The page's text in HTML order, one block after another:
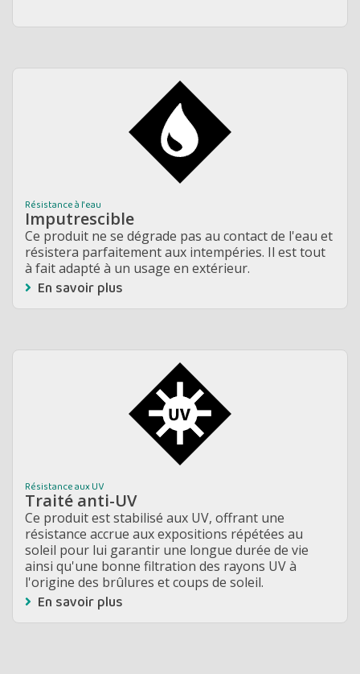
Résistance à l'eau
Imputrescible
Ce produit ne se dégrade pas au contact de l'eau et
résistera parfaitement aux intempéries. Il est tout
à fait adapté à un usage en extérieur.
En savoir plus
Résistance aux UV
Traité anti-UV
Ce produit est stabilisé aux UV, offrant une
résistance accrue aux expositions répétées au
soleil pour lui garantir une longue durée de vie
ainsi qu'une bonne filtration des rayons UV à
l'origine des brûlures et coups de soleil.
En savoir plus